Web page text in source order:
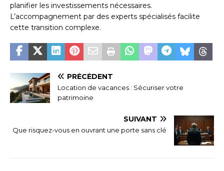
planifier les investissements nécessaires.
L’accompagnement par des experts spécialisés facilite
cette transition complexe.
PRÉCÉDENT
Location de vacances : Sécuriser votre
patrimoine
SUIVANT
Que risquez-vous en ouvrant une porte sans clé